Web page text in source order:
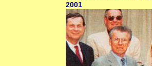
2001